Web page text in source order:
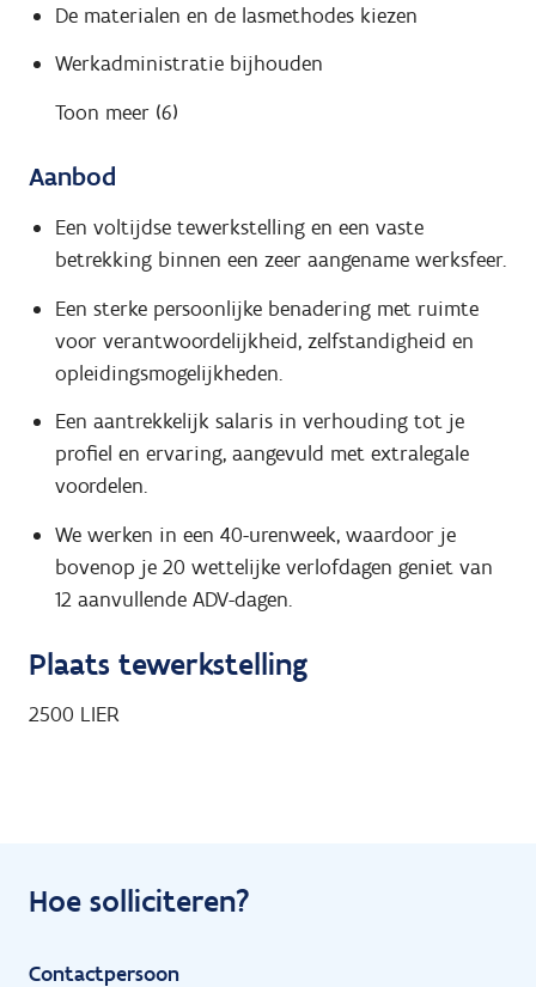
De materialen en de lasmethodes kiezen
Werkadministratie bijhouden
Toon meer (6)
Aanbod
Een voltijdse tewerkstelling en een vaste
betrekking binnen een zeer aangename werksfeer.
Een sterke persoonlijke benadering met ruimte
voor verantwoordelijkheid, zelfstandigheid en
opleidingsmogelijkheden.
Een aantrekkelijk salaris in verhouding tot je
profiel en ervaring, aangevuld met extralegale
voordelen.
We werken in een 40-urenweek, waardoor je
bovenop je 20 wettelijke verlofdagen geniet van
12 aanvullende ADV-dagen.
Plaats tewerkstelling
2500 LIER
Hoe solliciteren?
Contactpersoon